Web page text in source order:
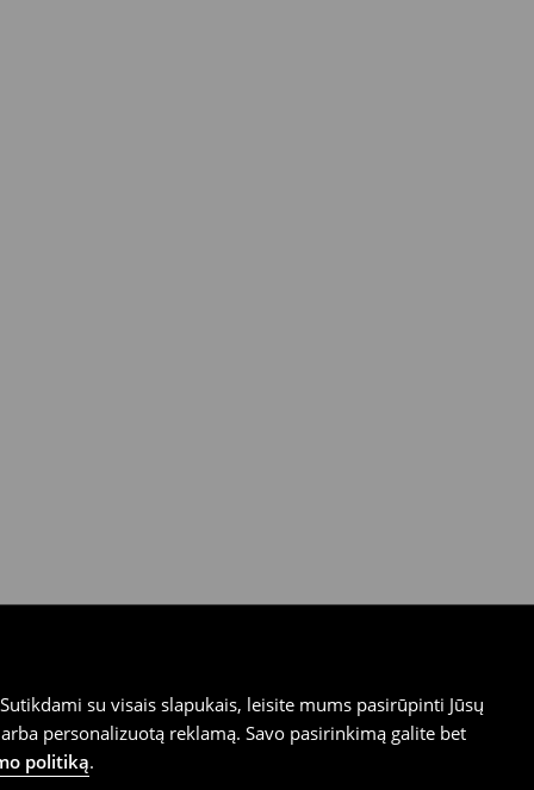
su visais slapukais, leisite mums pasirūpinti Jūsų
personalizuotą reklamą. Savo pasirinkimą galite bet
politiką.